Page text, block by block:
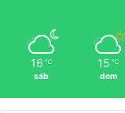
16 ℃
sáb
15 ℃
dom